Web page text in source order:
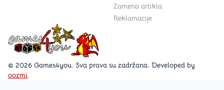
Games4you logo
© 2026 Games4you. Sva prava su zadržana. Developed by
oozmi.
Zamena artikla
Reklamacije